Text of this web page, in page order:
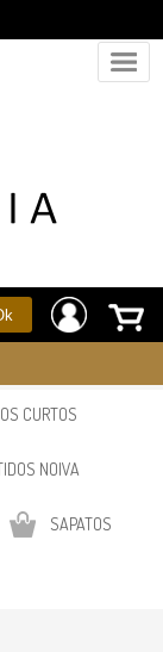
CURTOS
NOIVA
SAPATOS